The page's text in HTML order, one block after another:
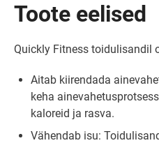
Toote eelised
Quickly Fitness toidulisandil
Aitab kiirendada
keha
kaloreid ja rasva.
Vähendab isu: